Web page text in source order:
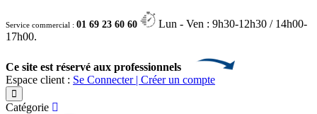
Service commercial : 01 69 23 60 60
Lun - Ven : 9h30-12h30 / 14h00-
17h00.
Ce site est réservé aux professionnels
Espace client : Se Connecter | Créer un compte
Catégorie